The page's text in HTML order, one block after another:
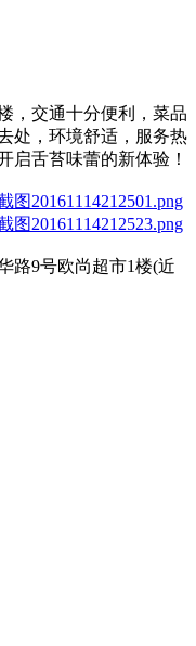
，交通十分便利，菜品
处，环境舒适，服务热
启舌苔味蕾的新体验！
路9号欧尚超市1楼(近